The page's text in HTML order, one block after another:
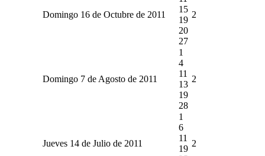
Domingo 16 de Octubre de 2011
15
19
20
27
2
Domingo 7 de Agosto de 2011
1
4
11
13
19
28
2
Jueves 14 de Julio de 2011
1
6
11
19
2